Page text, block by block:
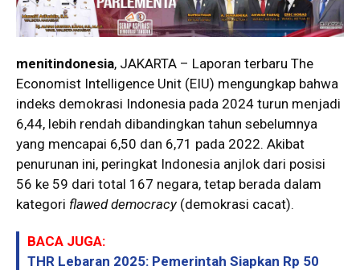
menitindonesia, JAKARTA – Laporan terbaru The
Economist Intelligence Unit (EIU) mengungkap bahwa
indeks demokrasi Indonesia pada 2024 turun menjadi
6,44, lebih rendah dibandingkan tahun sebelumnya
yang mencapai 6,50 dan 6,71 pada 2022. Akibat
penurunan ini, peringkat Indonesia anjlok dari posisi
56 ke 59 dari total 167 negara, tetap berada dalam
kategori flawed democracy(demokrasi cacat).
BACA JUGA:
THR Lebaran 2025: Pemerintah Siapkan Rp 50